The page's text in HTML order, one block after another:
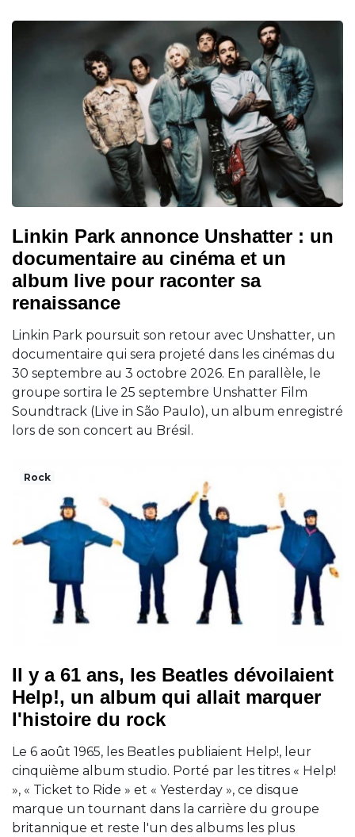
Linkin Park annonce Unshatter : un
documentaire au cinéma et un
album live pour raconter sa
renaissance
Linkin Park poursuit son retour avec Unshatter, un
documentaire qui sera projeté dans les cinémas du
30 septembre au 3 octobre 2026. En parallèle, le
groupe sortira le 25 septembre Unshatter Film
Soundtrack (Live in São Paulo), un album enregistré
lors de son concert au Brésil.
Rock
Il y a 61 ans, les Beatles dévoilaient
Help!, un album qui allait marquer
l'histoire du rock
Le 6 août 1965, les Beatles publiaient Help!, leur
cinquième album studio. Porté par les titres « Help!
», « Ticket to Ride » et « Yesterday », ce disque
marque un tournant dans la carrière du groupe
britannique et reste l'un des albums les plus